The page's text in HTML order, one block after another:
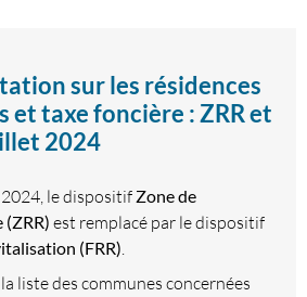
sur les résidences
et taxe foncière : ZRR et
2024
le dispositif Zone de
(ZRR) est remplacé par le dispositif
(FRR)
liste des communes concernées